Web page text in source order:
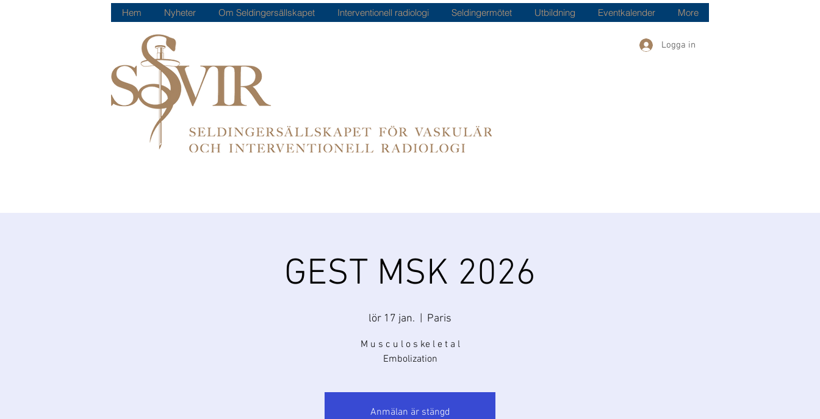
Hem Nyheter Om Seldingersällskapet Interventionell radiologi Seldingermötet Utbildning Eventkalender More
Logga in
GEST MSK 2026
lör 17 jan. Paris
M u s c u l o s ke l e t a l
Embolization
Anmälan är stängd